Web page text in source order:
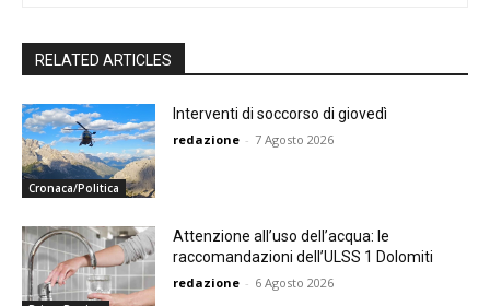
RELATED ARTICLES
Cronaca/Politica
Interventi di soccorso di giovedì
redazione - 7 Agosto 2026
Attenzione all’uso dell’acqua: le
raccomandazioni dell’ULSS 1 Dolomiti
redazione - 6 Agosto 2026